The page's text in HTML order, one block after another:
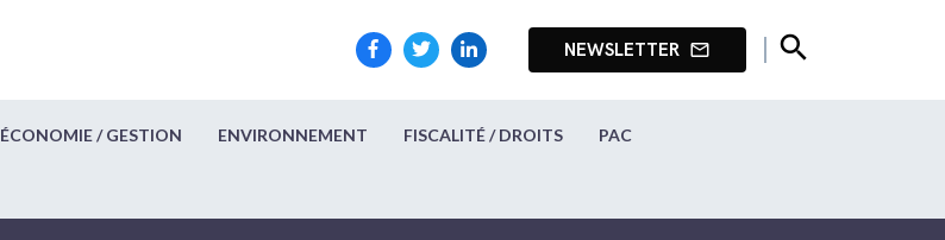
NEWSLETTER mail_outline search
ÉCONOMIE / GESTION ENVIRONNEMENT FISCALITÉ / DROITS PAC